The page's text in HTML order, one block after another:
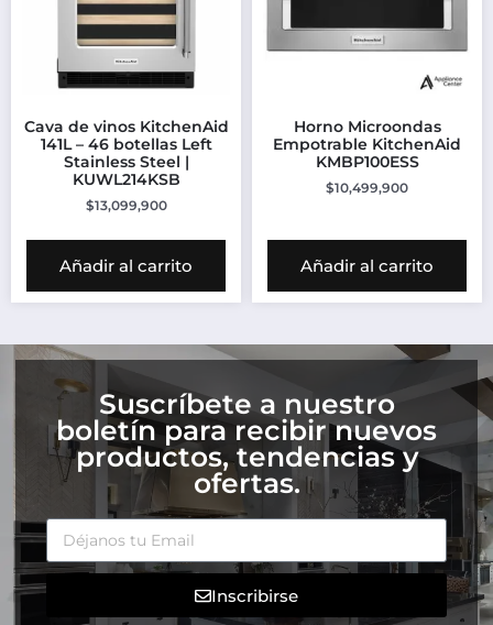
Cava de vinos KitchenAid
141L – 46 botellas Left
Stainless Steel |
KUWL214KSB
$13,099,900
Añadir al carrito
Horno Microondas
Empotrable KitchenAid
KMBP100ESS
$10,499,900
Añadir al carrito
Suscríbete a nuestro
boletín para recibir nuevos
productos, tendencias y
ofertas.
Inscribirse